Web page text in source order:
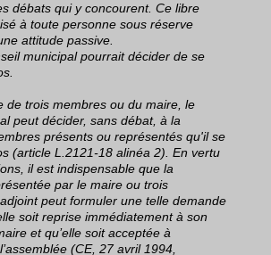
débats qui y concourent. Ce libre
à toute personne sous réserve
attitude passive.
municipal pourrait décider de se
de trois membres ou du maire, le
peut décider, sans débat, à la
présents ou représentés qu'il se
(article L.2121-18 alinéa 2). En vertu
il est indispensable que la
par le maire ou trois
peut formuler une telle demande
soit reprise immédiatement à son
et qu’elle soit acceptée à
(CE, 27 avril 1994,